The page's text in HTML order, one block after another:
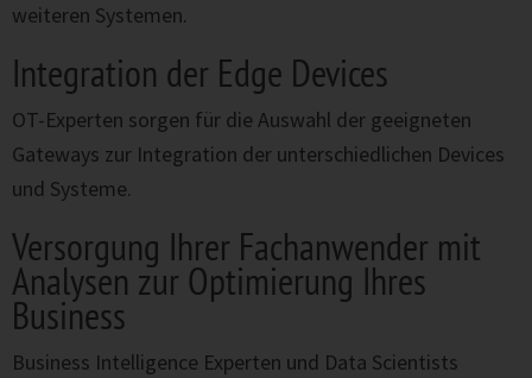
weiteren Systemen.
Integration der Edge Devices
OT-Experten sorgen für die Auswahl der geeigneten
Gateways zur Integration der unterschiedlichen Devices
und Systeme.
Versorgung Ihrer Fachanwender mit
Analysen zur Optimierung Ihres
Business
Business Intelligence Experten und Data Scientists